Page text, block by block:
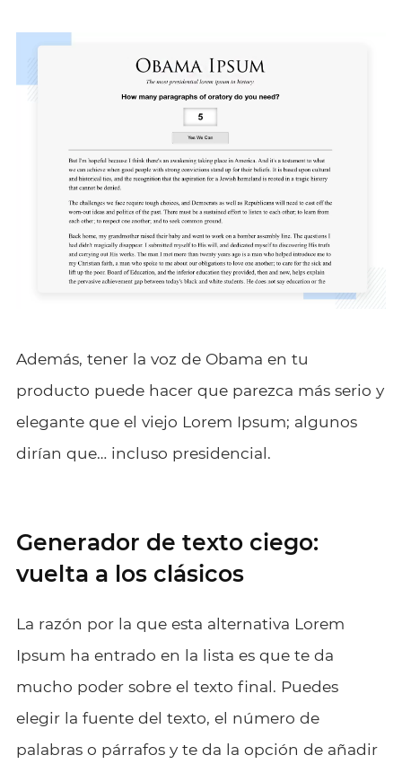
Además, tener la voz de Obama en tu
producto puede hacer que parezca más serio y
elegante que el viejo Lorem Ipsum; algunos
dirían que… incluso presidencial.
Generador de texto ciego:
vuelta a los clásicos
La razón por la que esta alternativa Lorem
Ipsum ha entrado en la lista es que te da
mucho poder sobre el texto final. Puedes
elegir la fuente del texto, el número de
palabras o párrafos y te da la opción de añadir